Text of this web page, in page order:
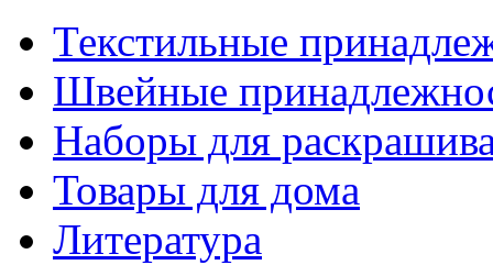
Текстильные
Швейные
Наборы для
Товары для дома
Литература